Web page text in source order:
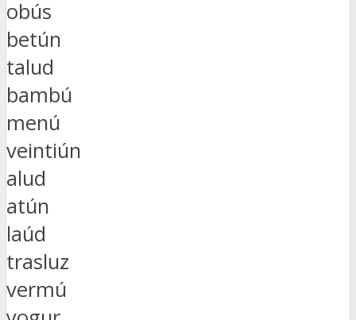
obús
betún
talud
bambú
menú
veintiún
alud
atún
laúd
trasluz
vermú